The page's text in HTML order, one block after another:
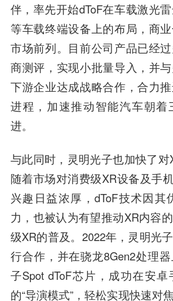
伴，率先开始dToF在车载激光
等车载终端设备上的布局，商
市场前列。目前公司产品已经
商测评，实现小批量导入，并
下游企业达成战略合作，合力
进程，加速推动智能汽车朝着
进。
与此同时，灵明光子也加快了对
随着市场对消费级XR设备及手
兴趣日益浓厚，dToF技术因其
力，也被认为有望推动XR内容
级XR的普及。2022年，灵明光
行合作，并在骁龙8Gen2处理
子Spot dToF芯片，成功在安
的“导演模式”，轻松实现快速对